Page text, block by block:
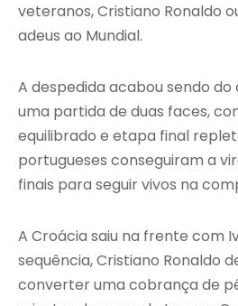
veteranos, Cristiano Ronaldo
adeus ao Mundial.
A despedida acabou sendo
uma partida de duas faces,
equilibrado e etapa final
portugueses conseguiram a
finais para seguir vivos na
A Croácia saiu na frente com
sequência, Cristiano Ronaldo
converter uma cobrança de